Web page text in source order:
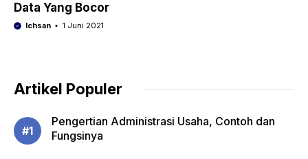
Data Yang Bocor
Ichsan 1 Juni 2021
Artikel Populer
Pengertian Administrasi Usaha, Contoh dan
Fungsinya